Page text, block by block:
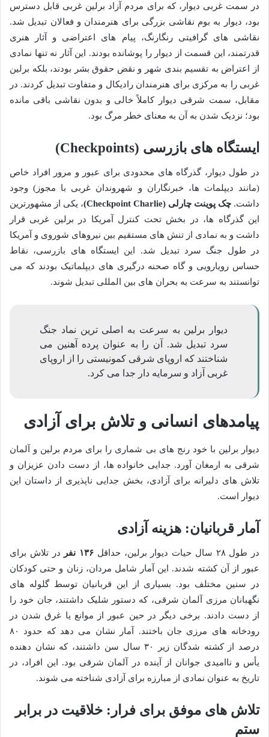
در سمت غربی دیوار، که برای مردم آزاد برلین غربی قابل دسترس
بود، دیوار به بوم نقاشی بزرگی برای هنرمندان و فعالان تبدیل شد.
نقاشی های گرافیتی رنگارنگ، پیام های اعتراضی و آثار هنری
قدرتمند، این قسمت از دیوار را پوشانده بودند. این آثار نه تنها نمادی
از اعتراض به تقسیم بندی شهر و نقض حقوق بشر بودند، بلکه برلین
غربی را به مرکزی برای هنرمندان رادیکال و متفاوت تبدیل کردند. در
مقابل، سمت شرقی دیوار کاملاً خالی و بدون نقاشی باقی مانده
بود؛ نزدیک شدن به آن به معنای خطر مرگ بود.
ایستگاه های بازرسی (Checkpoints)
در طول دیوار، گذرگاه های محدودی برای عبور و مرور افراد خاص
(مانند دیپلمات ها، خبرنگاران و شهروندان غربی با مجوز) وجود
داشت. چک پوینت چارلی (Checkpoint Charlie)
، یکی از مشهورترین
این گذرگاه ها، در بخش تحت کنترل آمریکا در برلین غربی قرار
داشت و به نمادی از تنش های مستقیم بین نیروهای شوروی و آمریکا
در طول جنگ سرد تبدیل شد. این ایستگاه های بازرسی، نقاط
حساس رویارویی و گاه صحنه درگیری های دیپلماتیک بودند که می
توانستند به سرعت به بحران های بین المللی تبدیل شوند.
دیوار برلین به سرعت به اصلی ترین نماد جنگ
سرد تبدیل شد. آن را به عنوان پرده آهنین می
شناختند که اروپای شرقی کمونیستی را از اروپای
غربی آزاد و سرمایه دار جدا می کرد.
پیامدهای انسانی و تلاش برای آزادی
دیوار برلین با خود رنج های بی شماری را برای مردم برلین و آلمان
شرقی به ارمغان آورد. جدایی خانواده ها، از دست دادن عزیزان و
تلاش های دلیرانه برای آزادی، بخش جدایی ناپذیری از داستان این
دیوار است.
آمار قربانیان: هزینه آزادی
در طول ۲۸ سال حیات دیوار برلین، حداقل ۱۳۶ نفر
در تلاش برای
عبور از آن کشته شدند. این آمار شامل مردان، زنان و حتی کودکان
در سنین مختلف بود. بسیاری از این قربانیان توسط گلوله های
نگهبانان مرزی آلمان شرقی، که دستور شلیک داشتند، جان خود را
از دست دادند. برخی دیگر در حین عبور از موانع یا غرق شدن در
رودخانه های مرزی جان باختند. آمار نشان می دهد که حدود ۸۰
درصد از کشته شدگان زیر ۳۰ سال سن داشتند، که نشان دهنده
یأس و ناامیدی جوانان از آینده در آلمان شرقی بود. این افراد، در
تاریخ به عنوان نمادی از مبارزه برای آزادی شناخته می شوند.
تلاش های موفق برای فرار: خلاقیت در برابر
ستم